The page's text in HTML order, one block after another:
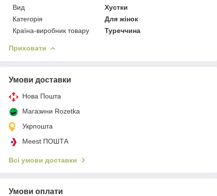
Вид
Хустки
Категорія
Для жінок
Країна-виробник товару
Туреччина
Приховати
Умови доставки
Нова Пошта
Магазини Rozetka
Укрпошта
Meest ПОШТА
Всі умови доставки
Умови оплати